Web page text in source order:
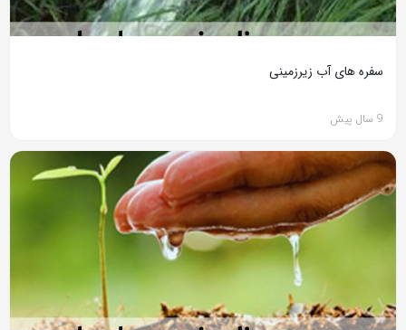
سفره های آب زیرزمینی
9 سال پیش